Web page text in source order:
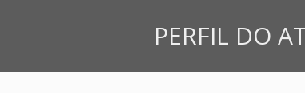
PERFIL DO